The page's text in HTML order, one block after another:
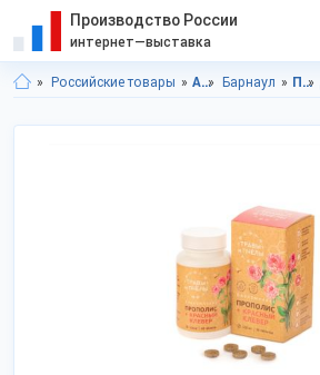
Производство России
интернет—выставка
Российские товары Алтайский край Барнаул Продукты питания